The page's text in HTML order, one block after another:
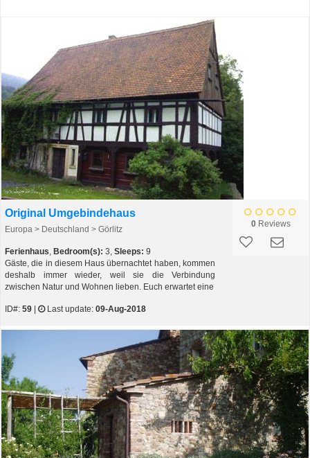
Original Umgebindehaus
Europa > Deutschland > Görlitz
Ferienhaus, Bedroom(s): 3, Sleeps: 9
Gäste, die in diesem Haus übernachtet haben, kommen
deshalb immer wieder, weil sie die Verbindung
zwischen Natur und Wohnen lieben. Euch erwartet eine
ID#: 59 Last update: 09-Aug-2018
0Reviews